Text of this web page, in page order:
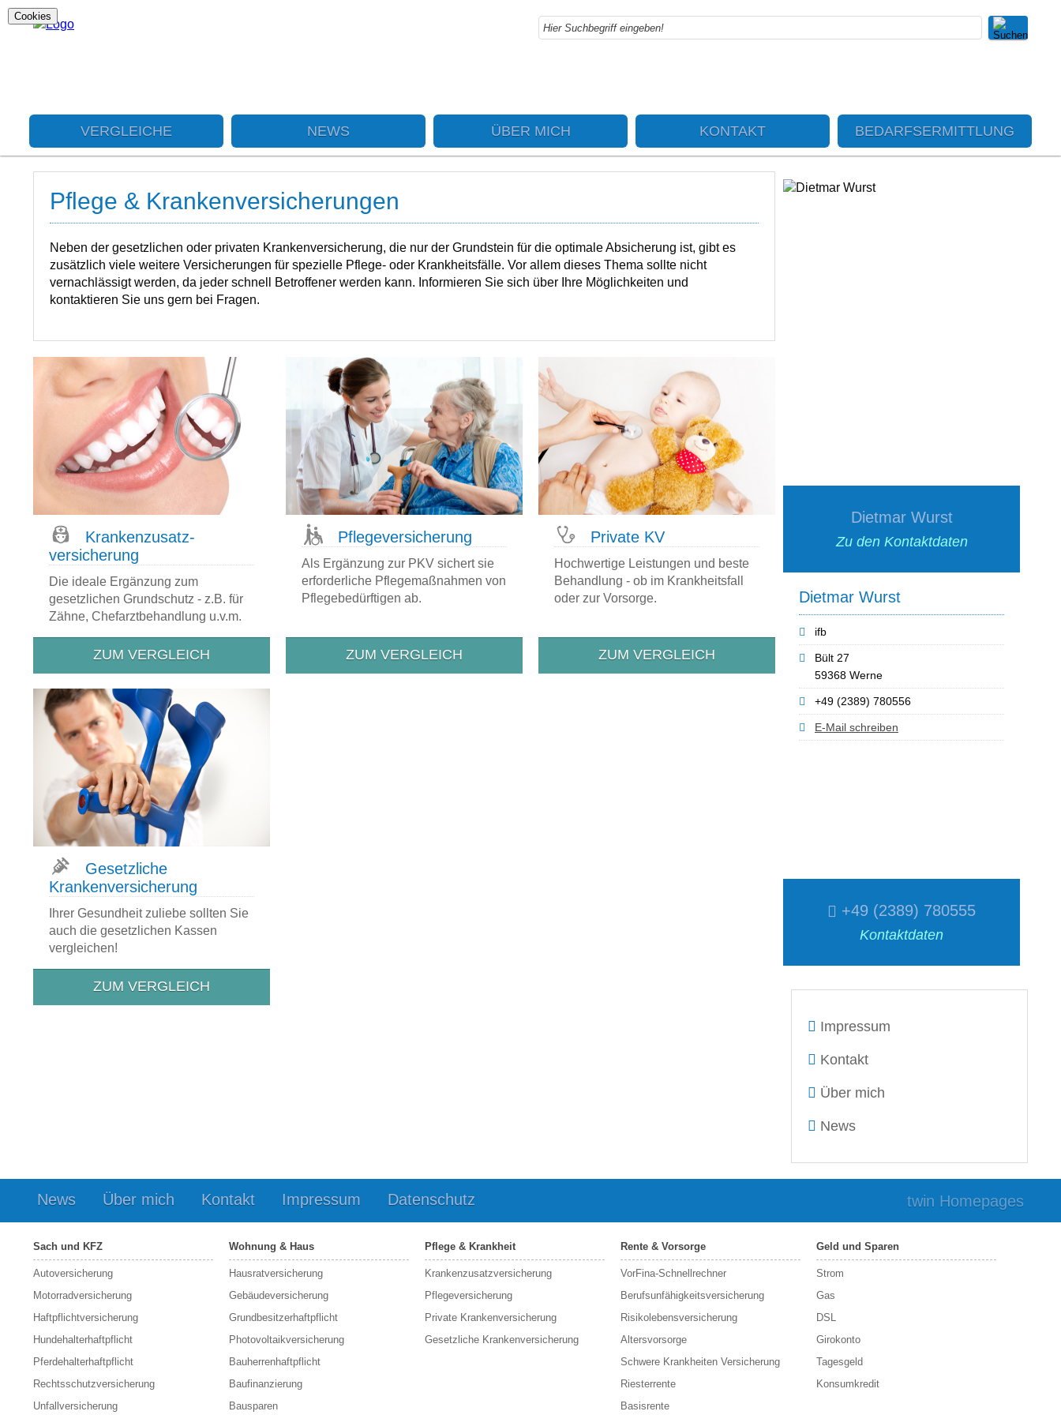
VERGLEICHE NEWS ÜBER MICH KONTAKT BEDARFSERMITTLUNG
Dietmar Wurst
Zu den Kontaktdaten
Dietmar Wurst
ifb
Bült 27
59368 Werne
+49 (2389) 780556
E-Mail schreiben
+49 (2389) 780555
Kontaktdaten
Impressum
Kontakt
Über mich
News
Pflege & Krankenversicherungen
Neben der gesetzlichen oder privaten Krankenversicherung, die nur der Grundstein für die optimale Absicherung ist, gibt es
zusätzlich viele weitere Versicherungen für spezielle Pflege- oder Krankheitsfälle. Vor allem dieses Thema sollte nicht
vernachlässigt werden, da jeder schnell Betroffener werden kann. Informieren Sie sich über Ihre Möglichkeiten und
kontaktieren Sie uns gern bei Fragen.
Kranken­zusatz­
versicherung
Die ideale Ergänzung zum
gesetzlichen Grundschutz - z.B. für
Zähne, Chefarztbehandlung u.v.m.
ZUM VERGLEICH
Pflege­versicherung
Als Ergänzung zur PKV sichert sie
erforderliche Pflegemaßnahmen von
Pflegebedürftigen ab.
ZUM VERGLEICH
Private KV
Hochwertige Leistungen und beste
Behandlung - ob im Krankheitsfall
oder zur Vorsorge.
ZUM VERGLEICH
Gesetzliche
Krankenversicherung
Ihrer Gesundheit zuliebe sollten Sie
auch die gesetzlichen Kassen
vergleichen!
ZUM VERGLEICH
News Über mich Kontakt Impressum Datenschutz twin Homepages
Sach und KFZ
Autoversicherung
Motorradversicherung
Haftpflichtversicherung
Hundehalterhaftpflicht
Pferdehalterhaftpflicht
Rechtsschutzversicherung
Unfallversicherung
Wohnung & Haus
Hausratversicherung
Gebäudeversicherung
Grundbesitzerhaftpflicht
Photovoltaikversicherung
Bauherrenhaftpflicht
Baufinanzierung
Bausparen
Pflege & Krankheit
Krankenzusatzversicherung
Pflegeversicherung
Private Krankenversicherung
Gesetzliche Krankenversicherung
Rente & Vorsorge
VorFina-Schnellrechner
Berufs­unfähigkeitsversicherung
Risikolebensversicherung
Altersvorsorge
Schwere Krankheiten Versicherung
Riesterrente
Basisrente
Geld und Sparen
Strom
Gas
DSL
Girokonto
Tagesgeld
Konsumkredit
Cookies